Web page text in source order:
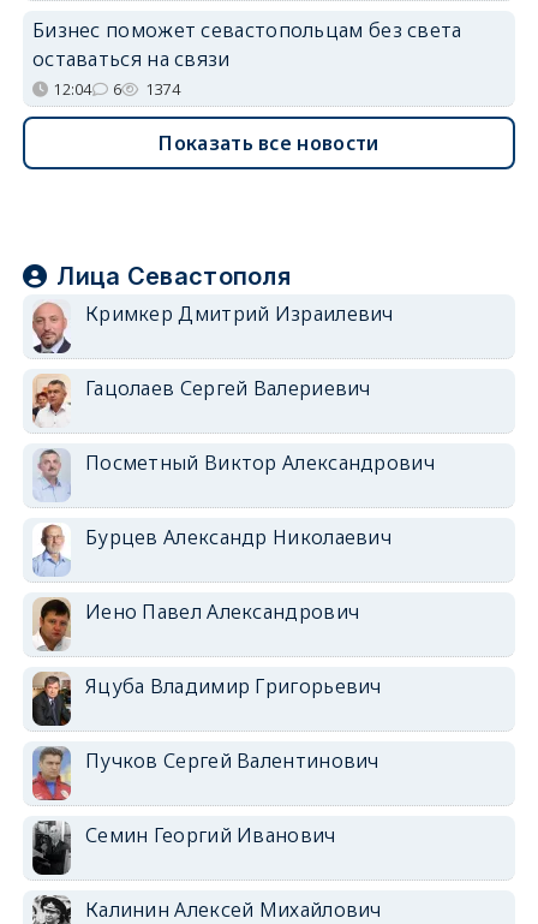
Бизнес поможет севастопольцам без света
оставаться на связи
12:04 6 1374
Показать все новости
Лица Севастополя
Кримкер Дмитрий Израилевич
Гацолаев Сергей Валериевич
Посметный Виктор Александрович
Бурцев Александр Николаевич
Иено Павел Александрович
Яцуба Владимир Григорьевич
Пучков Сергей Валентинович
Семин Георгий Иванович
Калинин Алексей Михайлович